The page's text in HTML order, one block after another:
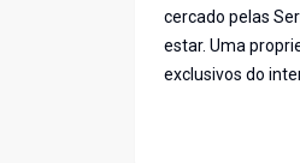
cercado pelas
estar. Uma
exclusivos do